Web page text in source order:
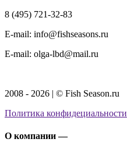
8 (495) 721-32-83
E-mail: info@fishseasons.ru
E-mail: olga-lbd@mail.ru
2008 - 2026 | © Fish Season.ru
Политика конфидециальности
О компании —